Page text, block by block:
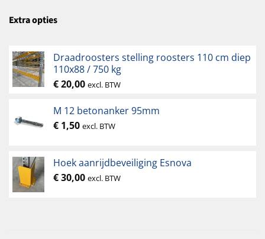
Extra opties
Draadroosters stelling roosters 110 cm diep
110x88 / 750 kg
€20,00 excl. BTW
M 12 betonanker 95mm
€ 1,50 excl. BTW
Hoek aanrijdbeveiliging Esnova
€30,00 excl. BTW